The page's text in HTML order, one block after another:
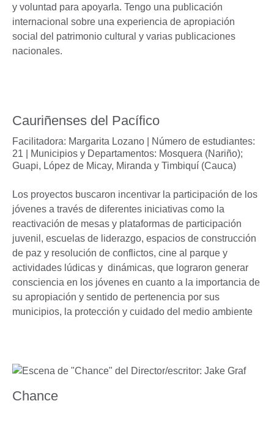
y voluntad para apoyarla. Tengo una publicación
internacional sobre una experiencia de apropiación
social del patrimonio cultural y varias publicaciones
nacionales.
Cauriñenses del Pacífico
Facilitadora: Margarita Lozano | Número de estudiantes:
21 | Municipios y Departamentos: Mosquera (Nariño);
Guapi, López de Micay, Miranda y Timbiquí (Cauca)
Los proyectos buscaron incentivar la participación de los
jóvenes a través de diferentes iniciativas como la
reactivación de mesas y plataformas de participación
juvenil, escuelas de liderazgo, espacios de construcción
de paz y resolución de conflictos, cine al parque y
actividades lúdicas y dinámicas, que lograron generar
consciencia en los jóvenes en cuanto a la importancia de
su apropiación y sentido de pertenencia por sus
municipios, la protección y cuidado del medio ambiente
Chance